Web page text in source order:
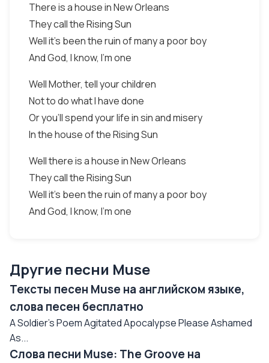
There is a house in New Orleans
They call the Rising Sun
Well it's been the ruin of many a poor boy
And God, I know, I'm one
Well Mother, tell your children
Not to do what I have done
Or you'll spend your life in sin and misery
In the house of the Rising Sun
Well there is a house in New Orleans
They call the Rising Sun
Well it's been the ruin of many a poor boy
And God, I know, I'm one
Другие песни Muse
Тексты песен Muse на английском языке,
слова песен бесплатно
A Soldier's Poem Agitated Apocalypse Please Ashamed
As...
Слова песни Muse: The Groove на